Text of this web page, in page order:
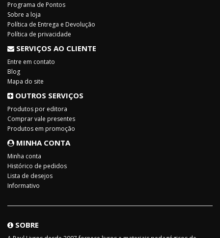
Programa de Pontos
Sobre a loja
Política de Entrega e Devolução
Política de privacidade
SERVIÇOS AO CLIENTE
Entre em contato
Blog
Mapa do site
OUTROS SERVIÇOS
Produtos por editora
Comprar vale presentes
Produtos em promoção
MINHA CONTA
Minha conta
Histórico de pedidos
Lista de desejos
Informativo
SOBRE